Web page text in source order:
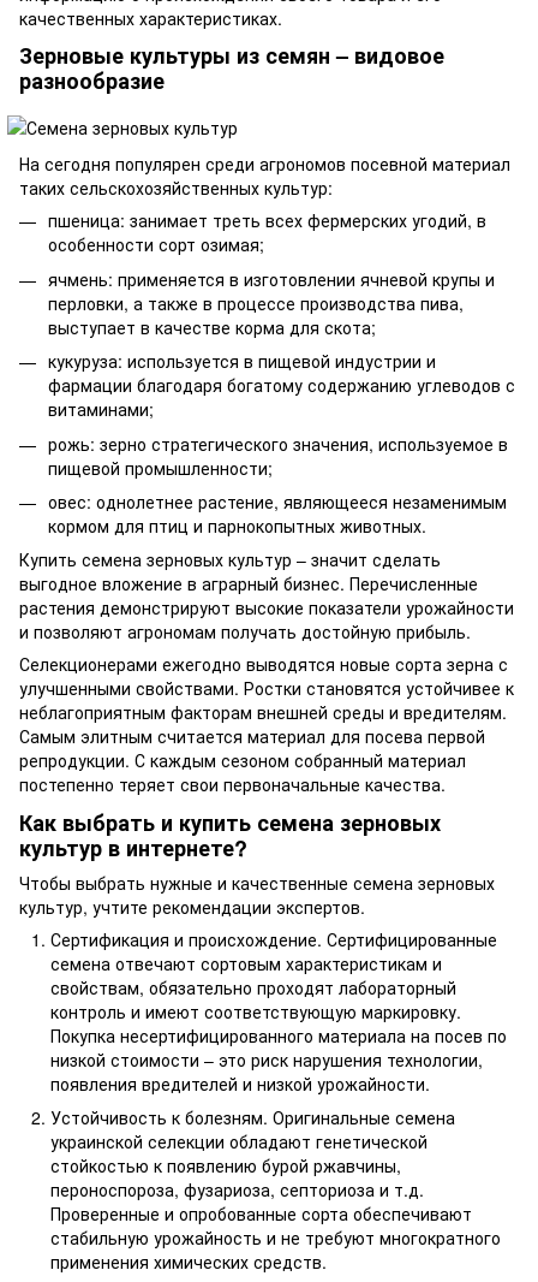
качественных характеристиках.
Зерновые культуры из семян – видовое
разнообразие
На сегодня популярен среди агрономов посевной материал
таких сельскохозяйственных культур:
пшеница: занимает треть всех фермерских угодий, в
особенности сорт озимая;
ячмень: применяется в изготовлении ячневой крупы и
перловки, а также в процессе производства пива,
выступает в качестве корма для скота;
кукуруза: используется в пищевой индустрии и
фармации благодаря богатому содержанию углеводов с
витаминами;
рожь: зерно стратегического значения, используемое в
пищевой промышленности;
овес: однолетнее растение, являющееся незаменимым
кормом для птиц и парнокопытных животных.
Купить семена зерновых культур – значит сделать
выгодное вложение в аграрный бизнес. Перечисленные
растения демонстрируют высокие показатели урожайности
и позволяют агрономам получать достойную прибыль.
Селекционерами ежегодно выводятся новые сорта зерна с
улучшенными свойствами. Ростки становятся устойчивее к
неблагоприятным факторам внешней среды и вредителям.
Самым элитным считается материал для посева первой
репродукции. С каждым сезоном собранный материал
постепенно теряет свои первоначальные качества.
Как выбрать и купить семена зерновых
культур в интернете?
Чтобы выбрать нужные и качественные семена зерновых
культур, учтите рекомендации экспертов.
Сертификация и происхождение. Сертифицированные
семена отвечают сортовым характеристикам и
свойствам, обязательно проходят лабораторный
контроль и имеют соответствующую маркировку.
Покупка несертифицированного материала на посев по
низкой стоимости – это риск нарушения технологии,
появления вредителей и низкой урожайности.
Устойчивость к болезням. Оригинальные семена
украинской селекции обладают генетической
стойкостью к появлению бурой ржавчины,
пероноспороза, фузариоза, септориоза и т.д.
Проверенные и опробованные сорта обеспечивают
стабильную урожайность и не требуют многократного
применения химических средств.